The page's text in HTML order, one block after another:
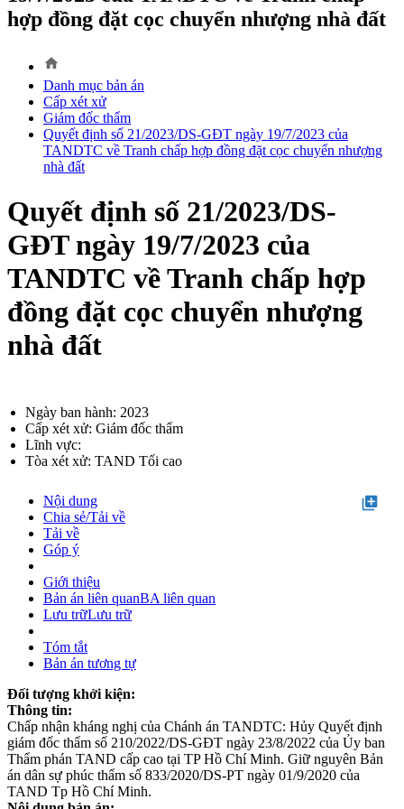
hợp đồng đặt cọc chuyển nhượng nhà đất
home
Danh mục bản án
Cấp xét xử
Giám đốc thẩm
Quyết định số 21/2023/DS-GĐT ngày 19/7/2023 của
TANDTC về Tranh chấp hợp đồng đặt cọc chuyển nhượng
nhà đất
Quyết định số 21/2023/DS-
GĐT ngày 19/7/2023 của
TANDTC về Tranh chấp hợp
đồng đặt cọc chuyển nhượng
nhà đất
Ngày ban hành: 2023
Cấp xét xử: Giám đốc thẩm
Lĩnh vực:
Tòa xét xử: TAND Tối cao
library_add
Nội dung
Chia sẻ/Tải về
Tải về
Góp ý
Giới thiệu
Bản án liên quanBA liên quan
Lưu trữLưu trữ
Tóm tắt
Bản án tương tự
Đối tượng khởi kiện:
Thông tin:
Chấp nhận kháng nghị của Chánh án TANDTC: Hủy Quyết định
giám đốc thẩm số 210/2022/DS-GĐT ngày 23/8/2022 của Ủy ban
Thẩm phán TAND cấp cao tại TP Hồ Chí Minh. Giữ nguyên Bản
án dân sự phúc thẩm số 833/2020/DS-PT ngày 01/9/2020 của
TAND Tp Hồ Chí Minh.